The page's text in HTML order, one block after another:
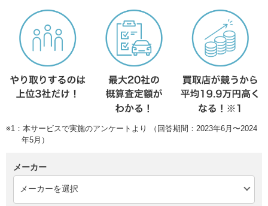
※1：本サービスで実施のアンケートより （回答期間：2023年6月〜2024
年5月）
メーカー